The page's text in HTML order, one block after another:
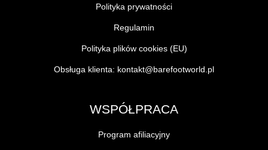
Polityka prywatności
Regulamin
Polityka plików cookies (EU)
Obsługa klienta: kontakt@barefootworld.pl
WSPÓŁPRACA
Program afiliacyjny